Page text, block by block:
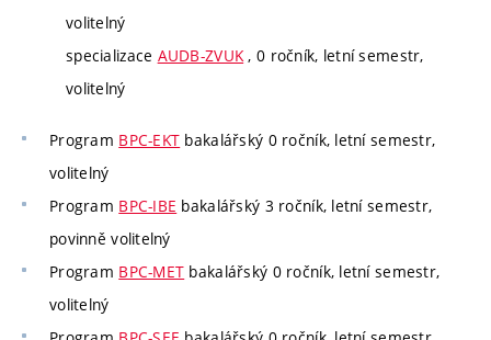
volitelný
specializace AUDB-ZVUK , 0 ročník, letní semestr,
volitelný
Program BPC-EKT bakalářský 0 ročník, letní semestr,
volitelný
Program BPC-IBE bakalářský 3 ročník, letní semestr,
povinně volitelný
Program BPC-MET bakalářský 0 ročník, letní semestr,
volitelný